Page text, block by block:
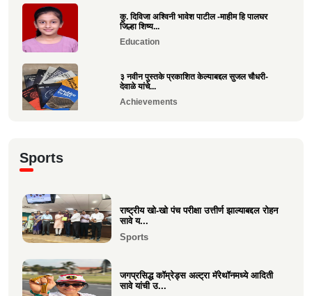
कु. दिविजा अश्विनी भावेश पाटील -माहीम हि पालघर
जिल्हा शिष्य...
Education
३ नवीन पुस्तके प्रकाशित केल्याबद्दल सुजल चौधरी-
देवाळे यांचे...
Achievements
रत...
Achievements
Politics
Sports
राष्ट्रीय खो-खो पंच परीक्षा उत्तीर्ण झाल्याबद्दल रोहन
सावे य...
Sports
जगप्रसिद्ध कॉम्रेड्स अल्ट्रा मॅरेथॉनमध्ये आदिती
सावे यांची उ...